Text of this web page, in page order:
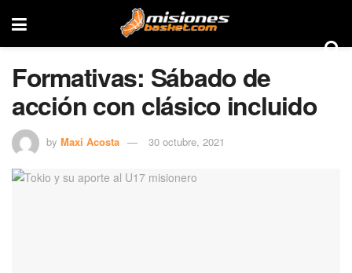
Formativas: Sábado de
acción con clásico incluido
by Maxi Acosta 30 octubre, 2021